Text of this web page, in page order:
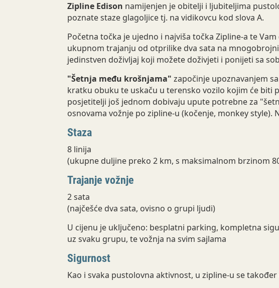
Zipline Edison namijenjen je obitelji i ljubiteljima
poznate staze glagoljice tj. na vidikovcu kod slova A.
Početna točka je ujedno i najviša točka Zipline-a te
ukupnom trajanju od otprilike dva sata na
jedinstven doživljaj koji možete doživjeti i ponijeti sa
"Šetnja među krošnjama" započinje upoznavanjem
kratku obuku te uskaču u terensko vozilo kojim će biti
posjetitelji još jednom dobivaju upute potrebne za
osnovama vožnje po zipline-u (kočenje, monkey style).
Staza
8 linija
(ukupne duljine preko 2 km, s maksimalnom brzinom
Trajanje vožnje
2 sata
(najčešće dva sata, ovisno o grupi ljudi)
U cijenu je uključeno: besplatni parking, kompletna
uz svaku grupu, te vožnja na svim sajlama
Sigurnost
Kao i svaka pustolovna aktivnost, u zipline-u se